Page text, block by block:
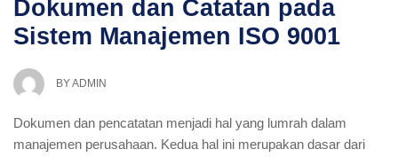
Dokumen dan Catatan pada
Sistem Manajemen ISO 9001
BYADMIN
Dokumen dan pencatatan menjadi hal yang lumrah dalam
manajemen perusahaan. Kedua hal ini merupakan dasar dari